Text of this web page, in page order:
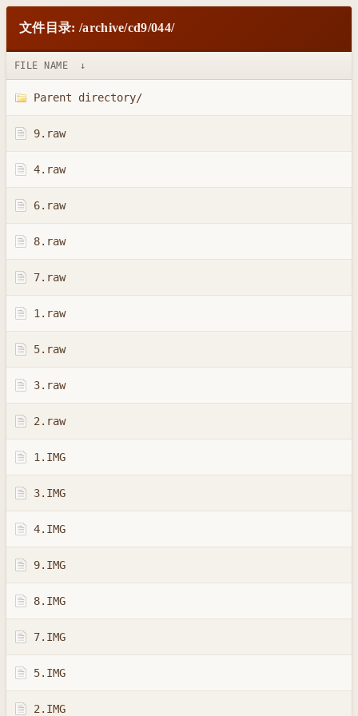
文件目录: /archive/cd9/044/
FILE NAME ↓
Parent directory/
9.raw
4.raw
6.raw
8.raw
7.raw
1.raw
5.raw
3.raw
2.raw
1.IMG
3.IMG
4.IMG
9.IMG
8.IMG
7.IMG
5.IMG
2.IMG